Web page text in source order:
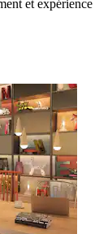
et expérience